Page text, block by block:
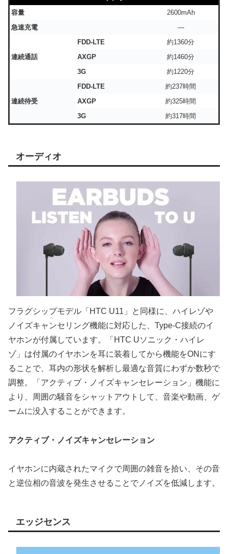
容量
2600mAh
急速充電
―
連続通話
FDD-LTE
約1360分
AXGP
約1460分
3G
約1220分
連続待受
FDD-LTE
約237時間
AXGP
約325時間
3G
約317時間
オーディオ
フラグシップモデル「HTC U11」と同様に、ハイレゾや
ノイズキャンセリング機能に対応した、Type-C接続のイ
ヤホンが付属しています。「HTC Uソニック・ハイレ
ゾ」は付属のイヤホンを耳に装着してから機能をONにす
ることで、耳内の形状を解析し最適な音質にわずか数秒で
調整。「アクティブ・ノイズキャンセレーション」機能に
より、周囲の騒音をシャットアウトして、音楽や動画、ゲ
ームに没入することができます。
アクティブ・ノイズキャンセレーション
イヤホンに内蔵されたマイクで周囲の雑音を拾い、その音
と逆位相の音波を発生させることでノイズを低減します。
エッジセンス